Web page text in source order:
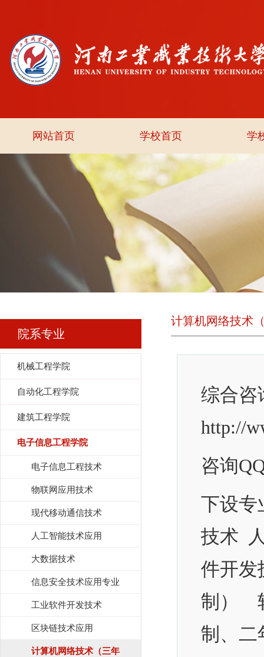
网站首页 学校首页 学
院系专业
机械工程学院
自动化工程学院
建筑工程学院
电子信息工程学院
电子信息工程技术
物联网应用技术
现代移动通信技术
人工智能技术应用
大数据技术
信息安全技术应用专业
工业软件开发技术
区块链技术应用
计算机网络技术（三年
计算机网络技术
综合咨
http://
咨询
下设
技术
件开
制）
制、